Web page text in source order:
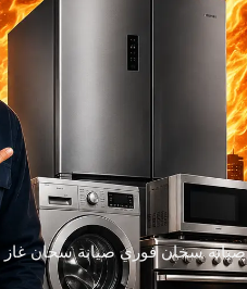
صيانة سخان فوري صيانة سخان غاز